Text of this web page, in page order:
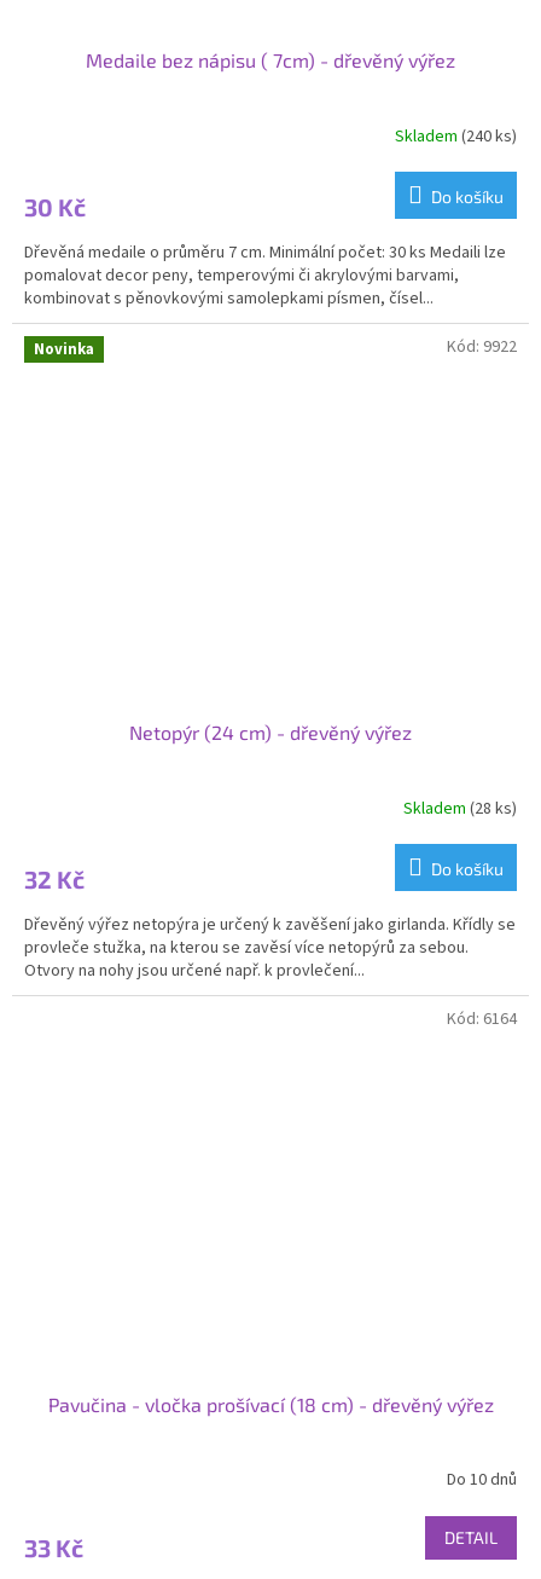
Medaile bez nápisu ( 7cm) - dřevěný výřez
Skladem (240 ks)
30 Kč Do košíku
Dřevěná medaile o průměru 7 cm. Minimální počet: 30 ks Medaili lze
pomalovat decor peny, temperovými či akrylovými barvami,
kombinovat s pěnovkovými samolepkami písmen, čísel...
Novinka
Netopýr (24 cm) - dřevěný výřez
je
z
5
hvězdiček.
Skladem(28 ks)
32 Kč Do košíku
Dřevěný výřez netopýra je určený k zavěšení jako girlanda. Křídly se
provleče stužka, na kterou se zavěsí více netopýrů za sebou.
Otvory na nohy jsou určené např. k provlečení...
Kód: 9922
Pavučina - vločka prošívací (18 cm) - dřevěný výřez
Do 10 dnů
33 Kč DETAIL
Kód: 6164